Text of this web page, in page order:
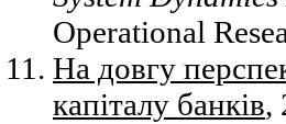
Operational
На довгу
капіталу банків,